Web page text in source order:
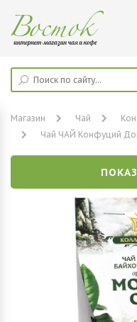
Магазин Чай
Чай ЧАЙ Конфуций